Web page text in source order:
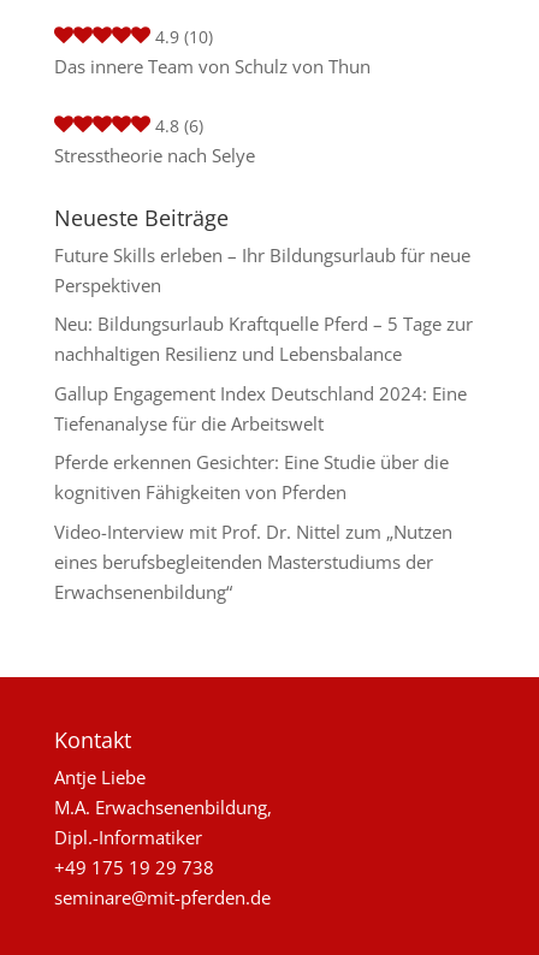
4.9 (10)
Das innere Team von Schulz von Thun
4.8 (6)
Stresstheorie nach Selye
Neueste Beiträge
Future Skills erleben – Ihr Bildungsurlaub für neue
Perspektiven
Neu: Bildungsurlaub Kraftquelle Pferd – 5 Tage zur
nachhaltigen Resilienz und Lebensbalance
Gallup Engagement Index Deutschland 2024: Eine
Tiefenanalyse für die Arbeitswelt
Pferde erkennen Gesichter: Eine Studie über die
kognitiven Fähigkeiten von Pferden
Video-Interview mit Prof. Dr. Nittel zum „Nutzen
eines berufsbegleitenden Masterstudiums der
Erwachsenenbildung“
Kontakt
Antje Liebe
M.A. Erwachsenenbildung,
Dipl.-Informatiker
+49 175 19 29 738
seminare@mit-pferden.de